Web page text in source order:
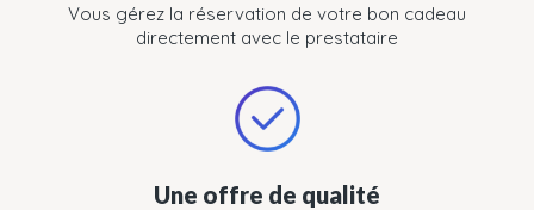
Vous gérez la réservation de votre bon cadeau
directement avec le prestataire
Une offre de qualité